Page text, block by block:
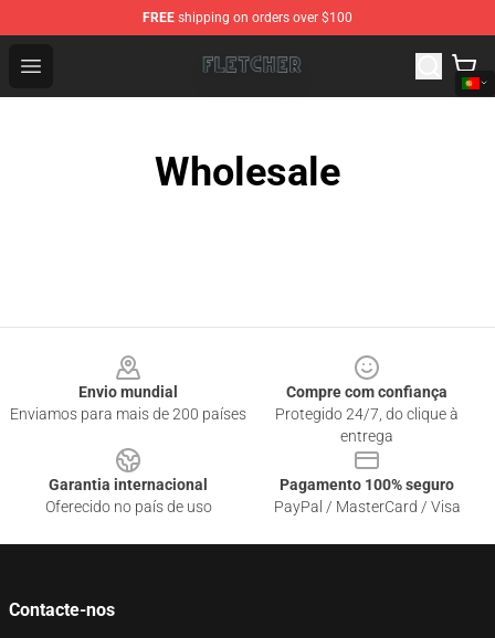
FREE shipping on orders over $100
Open menu
Fletcher Store - Official Fletcher Merchandise Shop
Wholesale
Envio mundial
Enviamos para mais de 200 países
Compre com confiança
Protegido 24/7, do clique à
entrega
Garantia internacional
Oferecido no país de uso
Pagamento 100% seguro
PayPal / MasterCard / Visa
Contacte-nos